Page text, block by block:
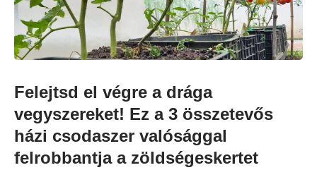
Felejtsd el végre a drága
vegyszereket! Ez a 3 összetevős
házi csodaszer valósággal
felrobbantja a zöldségeskertet